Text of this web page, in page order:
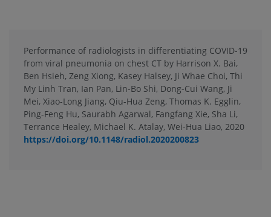
Performance of radiologists in differentiating COVID-19
from viral pneumonia on chest CT by Harrison X. Bai,
Ben Hsieh, Zeng Xiong, Kasey Halsey, Ji Whae Choi, Thi
My Linh Tran, Ian Pan, Lin-Bo Shi, Dong-Cui Wang, Ji
Mei, Xiao-Long Jiang, Qiu-Hua Zeng, Thomas K. Egglin,
Ping-Feng Hu, Saurabh Agarwal, Fangfang Xie, Sha Li,
Terrance Healey, Michael K. Atalay, Wei-Hua Liao, 2020
https://doi.org/10.1148/radiol.2020200823